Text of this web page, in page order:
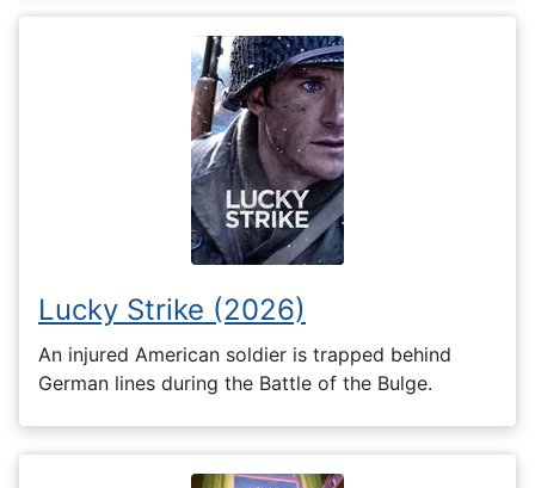
Lucky Strike (2026)
An injured American soldier is trapped behind
German lines during the Battle of the Bulge.